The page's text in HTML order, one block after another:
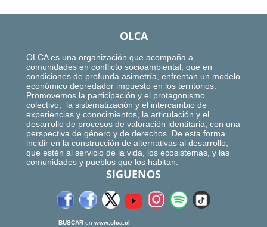
OLCA
OLCA es una organización que acompaña a
comunidades en conflicto socioambiental, que en
condiciones de profunda asimetría, enfrentan un modelo
económico depredador impuesto en los territorios.
Promovemos la participación y el protagonismo
colectivo, la sistematización y el intercambio de
experiencias y conocimientos, la articulación y el
desarrollo de procesos de valoración identitaria, con una
perspectiva de género y de derechos. De esta forma
incidir en la construcción de alternativas al desarrollo,
que estén al servicio de la vida, los ecosistemas, y las
comunidades y pueblos que los habitan.
SIGUENOS
BUSCAR en www.olca.cl